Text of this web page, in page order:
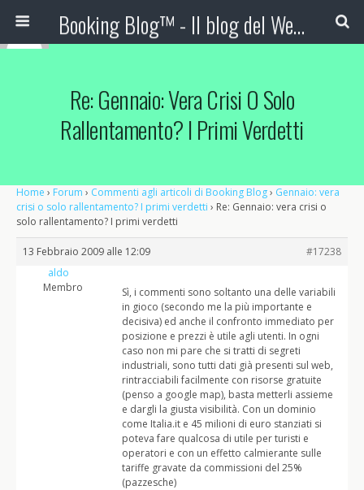
Booking Blog™ - Il blog del Web Marketing Turistico
Re: Gennaio: Vera Crisi O Solo
Rallentamento? I Primi Verdetti
Home › Forum › Commenti agli articoli di Booking Blog› Gennaio: vera
crisi o solo rallentamento? I primi verdetti › Re: Gennaio: vera crisi o
solo rallentamento? I primi verdetti
13 Febbraio 2009 alle 12:09
#17238
aldo
Membro
Sì, i commenti sono soltanto una delle variabili
in gioco (secondo me la più importante e
decisiva) ed anche il confronto immediato per
posizione e prezzi è utile agli utenti. In ogni
caso non mi pare che si tratti di segreti
industriali, sono tutti dati già presenti sul web,
rintracciabili facilmente con risorse gratuite
(penso a google map), basta metterli assieme
e dargli la giusta visibilità. Con un dominio
come Italia.it e 45 milioni di euro stanziati si
poteva fare qualcosa di utile per turisti e
operatori e con un effetto calmierante sulle
tariffe gravate da commissioni del 25%
(pazzesche)